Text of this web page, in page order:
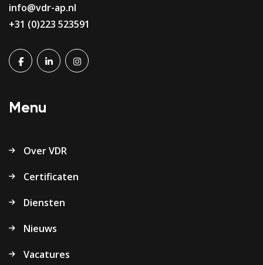
info@vdr-ap.nl
+31 (0)223 523591
Menu
Over VDR
Certificaten
Diensten
Nieuws
Vacatures